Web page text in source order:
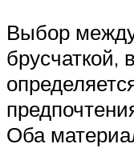
Выбор
брусчаткой,
Оба